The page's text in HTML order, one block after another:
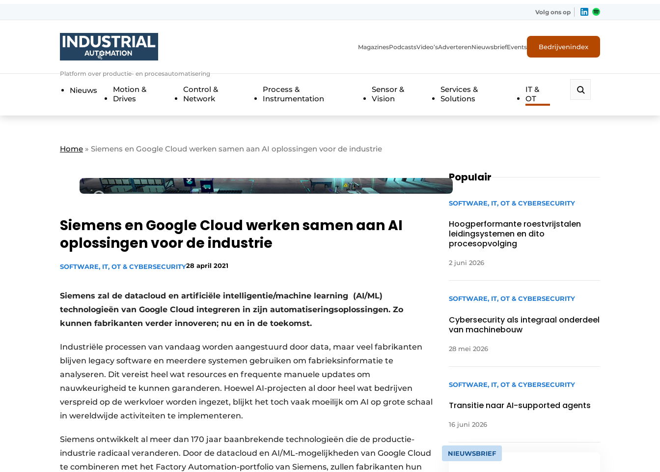
Algemene voorwaarden
Contact
Direct contact
Evenement aanmelden
Meest gelezen
Privacy / Cookie statement
Vacature aanmelden
Vacatures
Volg ons op
Platform over productie- en procesautomatisering
MagazinesPodcastsVideo’sAdverterenNieuwsbriefEvents Bedrijvenindex
Nieuws
Motion &
Drives
Control &
Network
Process &
Instrumentation
Sensor &
Vision
Services &
Solutions
IT &
OT
Home » Siemens en Google Cloud werken samen aan AI oplossingen voor de industrie
Siemens en Google Cloud werken samen aan AI
oplossingen voor de industrie
SOFTWARE, IT, OT & CYBERSECURITY28 april 2021
Siemens zal de datacloud en artificiële intelligentie/machine learning (AI/ML)
technologieën van Google Cloud integreren in zijn automatiseringsoplossingen. Zo
kunnen fabrikanten verder innoveren; nu en in de toekomst.
Industriële processen van vandaag worden aangestuurd door data, maar veel fabrikanten
blijven legacy software en meerdere systemen gebruiken om fabrieksinformatie te
analyseren. Dit vereist heel wat resources en frequente manuele updates om
nauwkeurigheid te kunnen garanderen. Hoewel AI-projecten al door heel wat bedrijven
verspreid op de werkvloer worden ingezet, blijkt het toch vaak moeilijk om AI op grote schaal
in wereldwijde activiteiten te implementeren.
Siemens ontwikkelt al meer dan 170 jaar baanbrekende technologieën die de productie-
industrie radicaal veranderen. Door de datacloud en AI/ML-mogelijkheden van Google Cloud
te combineren met het Factory Automation-portfolio van Siemens, zullen fabrikanten hun
Populair
SOFTWARE, IT, OT & CYBERSECURITY
Hoogperformante roestvrijstalen
leidingsystemen en dito
procesopvolging
2 juni 2026
SOFTWARE, IT, OT & CYBERSECURITY
Cybersecurity als integraal onderdeel
van machinebouw
28 mei 2026
SOFTWARE, IT, OT & CYBERSECURITY
Transitie naar AI-supported agents
16 juni 2026
NIEUWSBRIEF